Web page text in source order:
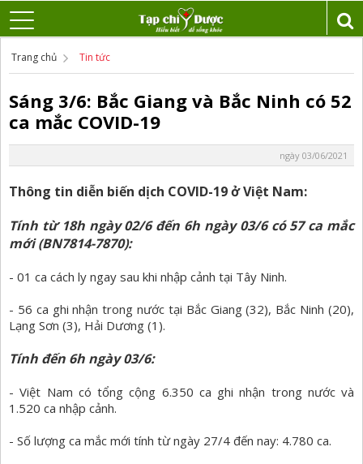
Trang chủ Tin tức
Sáng 3/6: Bắc Giang và Bắc Ninh có 52
ca mắc COVID-19
ngày 03/06/2021
Thông tin diễn biến dịch COVID-19 ở Việt Nam:
Tính từ 18h ngày 02/6 đến 6h ngày 03/6 có 57 ca mắc
mới (BN7814-7870):
- 01 ca cách ly ngay sau khi nhập cảnh tại Tây Ninh.
- 56 ca ghi nhận trong nước tại Bắc Giang (32), Bắc Ninh (20),
Lạng Sơn (3), Hải Dương (1).
Tính đến 6h ngày 03/6:
- Việt Nam có tổng cộng 6.350 ca ghi nhận trong nước và
1.520 ca nhập cảnh.
- Số lượng ca mắc mới tính từ ngày 27/4 đến nay: 4.780 ca.